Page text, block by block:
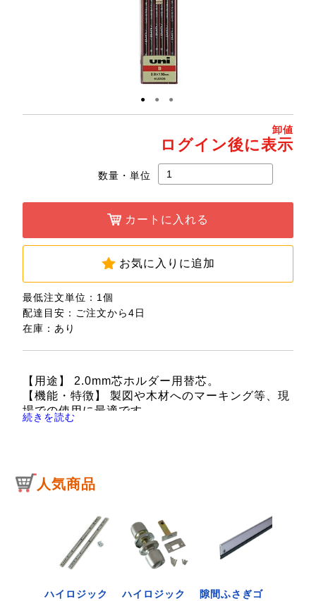
● ● ●
卸値
ログイン後に表示
数量・単位
カートに入れる
お気に入りに追加
最低注文単位：1個
配達目安：ご注文から4日
在庫：あり
【用途】 2.0mm芯ホルダー用替芯。
【機能・特徴】 製図や木材へのマーキング等、現
場での使用に最適です。
【仕様】 ●硬度：B。
続きを読む
人気商品
ハイロジック
ハイロジック
隙間ふさぎゴ